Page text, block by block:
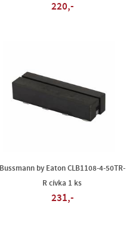
220,-
Bussmann by Eaton CLB1108-4-50TR-
R cívka 1 ks
231,-